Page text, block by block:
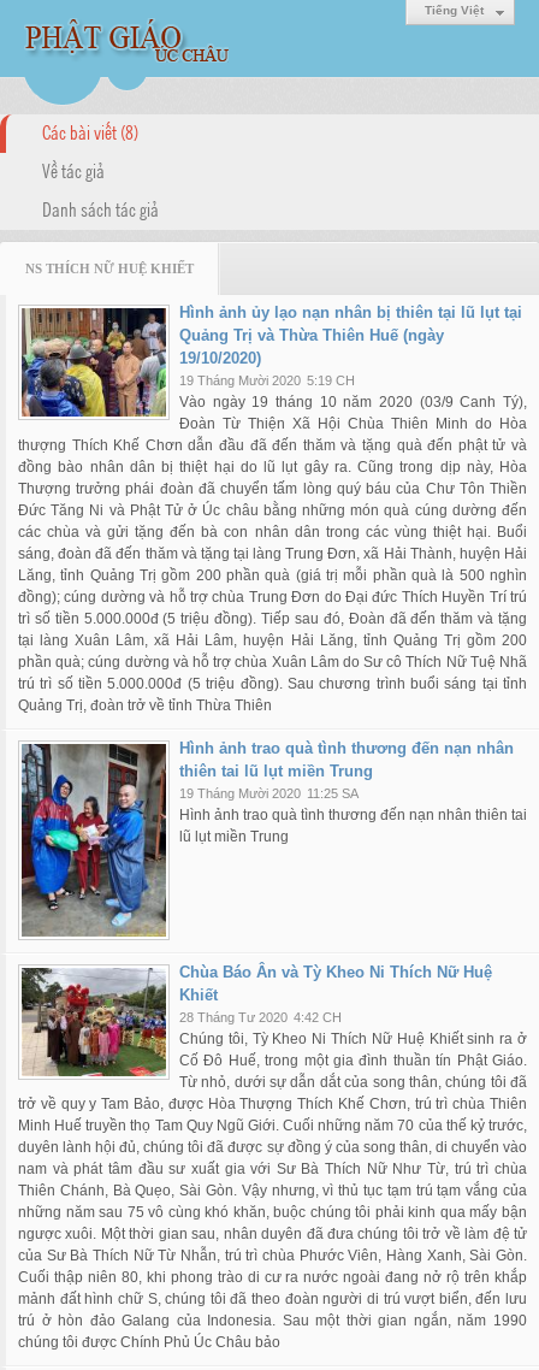
Tiếng Việt
Các bài viết (8)
Về tác giả
Danh sách tác giả
NS THÍCH NỮ HUỆ KHIẾT
Hình ảnh ủy lạo nạn nhân bị thiên tại lũ lụt tại
Quảng Trị và Thừa Thiên Huế (ngày
19/10/2020)
19 Tháng Mười 2020 5:19 CH
Vào ngày 19 tháng 10 năm 2020 (03/9 Canh Tý),
Đoàn Từ Thiện Xã Hội Chùa Thiên Minh do Hòa
thượng Thích Khế Chơn dẫn đầu đã đến thăm và tặng quà đến phật tử và
đồng bào nhân dân bị thiệt hại do lũ lụt gây ra. Cũng trong dịp này, Hòa
Thượng trưởng phái đoàn đã chuyển tấm lòng quý báu của Chư Tôn Thiền
Đức Tăng Ni và Phật Tử ở Úc châu bằng những món quà cúng dường đến
các chùa và gửi tặng đến bà con nhân dân trong các vùng thiệt hại. Buổi
sáng, đoàn đã đến thăm và tặng tại làng Trung Đơn, xã Hải Thành, huyện Hải
Lăng, tỉnh Quảng Trị gồm 200 phần quà (giá trị mỗi phần quà là 500 nghìn
đồng); cúng dường và hỗ trợ chùa Trung Đơn do Đại đức Thích Huyền Trí trú
trì số tiền 5.000.000đ (5 triệu đồng). Tiếp sau đó, Đoàn đã đến thăm và tặng
tại làng Xuân Lâm, xã Hải Lâm, huyện Hải Lăng, tỉnh Quảng Trị gồm 200
phần quà; cúng dường và hỗ trợ chùa Xuân Lâm do Sư cô Thích Nữ Tuệ Nhã
trú trì số tiền 5.000.000đ (5 triệu đồng). Sau chương trình buổi sáng tại tỉnh
Quảng Trị, đoàn trở về tỉnh Thừa Thiên
Hình ảnh trao quà tình thương đến nạn nhân
thiên tai lũ lụt miền Trung
19 Tháng Mười 2020 11:25 SA
Hình ảnh trao quà tình thương đến nạn nhân thiên tai
lũ lụt miền Trung
Chùa Báo Ân và Tỳ Kheo Ni Thích Nữ Huệ
Khiết
28 Tháng Tư 2020 4:42 CH
Chúng tôi, Tỳ Kheo Ni Thích Nữ Huệ Khiết sinh ra ở
Cố Đô Huế, trong một gia đình thuần tín Phật Giáo.
Từ nhỏ, dưới sự dẫn dắt của song thân, chúng tôi đã
trở về quy y Tam Bảo, được Hòa Thượng Thích Khế Chơn, trú trì chùa Thiên
Minh Huế truyền thọ Tam Quy Ngũ Giới. Cuối những năm 70 của thế kỷ trước,
duyên lành hội đủ, chúng tôi đã được sự đồng ý của song thân, di chuyển vào
nam và phát tâm đầu sư xuất gia với Sư Bà Thích Nữ Như Từ, trú trì chùa
Thiên Chánh, Bà Quẹo, Sài Gòn. Vậy nhưng, vì thủ tục tạm trú tạm vắng của
những năm sau 75 vô cùng khó khăn, buộc chúng tôi phải kinh qua mấy bận
ngược xuôi. Một thời gian sau, nhân duyên đã đưa chúng tôi trở về làm đệ tử
của Sư Bà Thích Nữ Từ Nhẫn, trú trì chùa Phước Viên, Hàng Xanh, Sài Gòn.
Cuối thập niên 80, khi phong trào di cư ra nước ngoài đang nở rộ trên khắp
mảnh đất hình chữ S, chúng tôi đã theo đoàn người di trú vượt biển, đến lưu
trú ở hòn đảo Galang của Indonesia. Sau một thời gian ngắn, năm 1990
chúng tôi được Chính Phủ Úc Châu bảo